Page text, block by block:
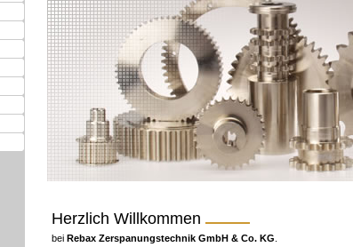
Herzlich Willkommen
bei Rebax Zerspanungstechnik GmbH & Co. KG